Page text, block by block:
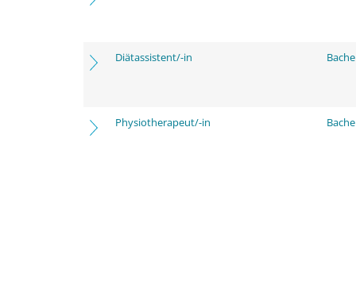
Diätassistent/-in
Physiotherapeut/-in